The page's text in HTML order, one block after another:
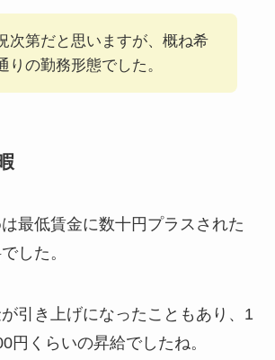
次第だと思いますが、概ね希
りの勤務形態でした。
最低賃金に数十円プラスされた
した。
引き上げになったこともあり、1
円くらいの昇給でしたね。